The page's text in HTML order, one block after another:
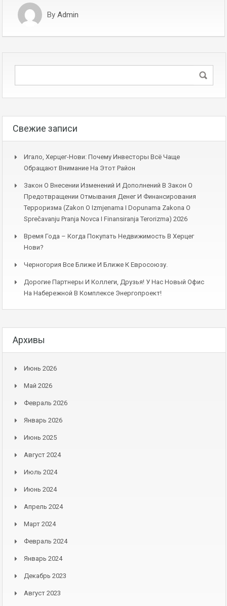
By Admin
Свежие записи
Игало, Херцег-Нови: Почему Инвесторы Всё Чаще
Обращают Внимание На Этот Район
Закон О Внесении Изменений И Дополнений В Закон О
Предотвращении Отмывания Денег И Финансирования
Терроризма (Zakon O Izmjenama I Dopunama Zakona O
Sprečavanju Pranja Novca I Finansiranja Terorizma) 2026
Время Года – Когда Покупать Недвижимость В Херцег
Нови?
Черногория Все Ближе И Ближе К Евросоюзу.
Дорогие Партнеры И Коллеги, Друзья! У Нас Новый Офис
На Набережной В Комплексе Энергопроект!
Архивы
Июнь 2026
Май 2026
Февраль 2026
Январь 2026
Июнь 2025
Август 2024
Июль 2024
Июнь 2024
Апрель 2024
Март 2024
Февраль 2024
Январь 2024
Декабрь 2023
Август 2023